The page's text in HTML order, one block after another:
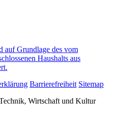
Grundlage des vom
Haushalts aus
Barrierefreiheit Sitemap
Wirtschaft und Kultur